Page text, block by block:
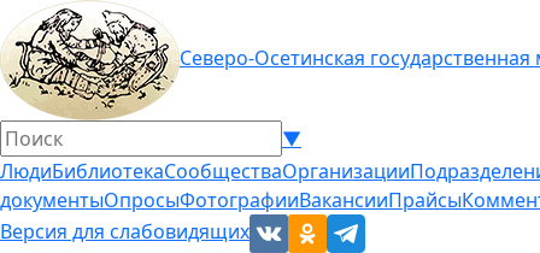
Северо-Осетинская
▼
ЛюдиБиблиотекаСообществаОрганизации
документыОпросыФотографииВакансииПрайсы
Версия для слабовидящих